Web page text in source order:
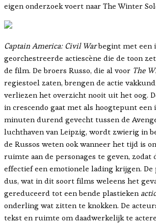
eigen onderzoek voert naar The Winter
Captain America: Civil Warbegint met een
georchestreerde actiescène die de toon
de film. De broers Russo, die al voor The
regiestoel zaten, brengen de actie
verliezen het overzicht nooit uit het oog.
in crescendo gaat met als hoogtepunt een
minuten durend gevecht tussen de
luchthaven van Leipzig, wordt zwierig in
de Russos weten ook wanneer het tijd is
ruimte aan de personages te geven, zodat
effectief een emotionele lading krijgen. De
dus, wat in dit soort films weleens het
gereduceerd tot een bende plastieken
onderling wat zitten te knokken. De
tekst en ruimte om daadwerkelijk te